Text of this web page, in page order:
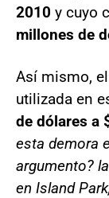
2010 y cuyo
millones de
Así mismo,
utilizada en
de dólares a
esta demora
argumento?
en Island